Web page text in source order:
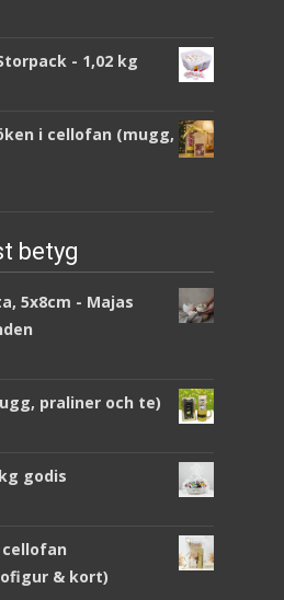
- 1,02 kg
i cellofan (mugg,
betyg
5x8cm - Majas
praliner och te)
godis
& kort)